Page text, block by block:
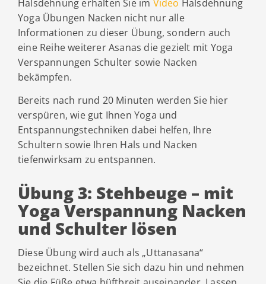
Halsdehnung erhalten Sie im Video Halsdehnung
Yoga Übungen Nacken nicht nur alle
Informationen zu dieser Übung, sondern auch
eine Reihe weiterer Asanas die gezielt mit Yoga
Verspannungen Schulter sowie Nacken
bekämpfen.
Bereits nach rund 20 Minuten werden Sie hier
verspüren, wie gut Ihnen Yoga und
Entspannungstechniken dabei helfen, Ihre
Schultern sowie Ihren Hals und Nacken
tiefenwirksam zu entspannen.
Übung 3: Stehbeuge – mit
Yoga Verspannung Nacken
und Schulter lösen
Diese Übung wird auch als „Uttanasana“
bezeichnet. Stellen Sie sich dazu hin und nehmen